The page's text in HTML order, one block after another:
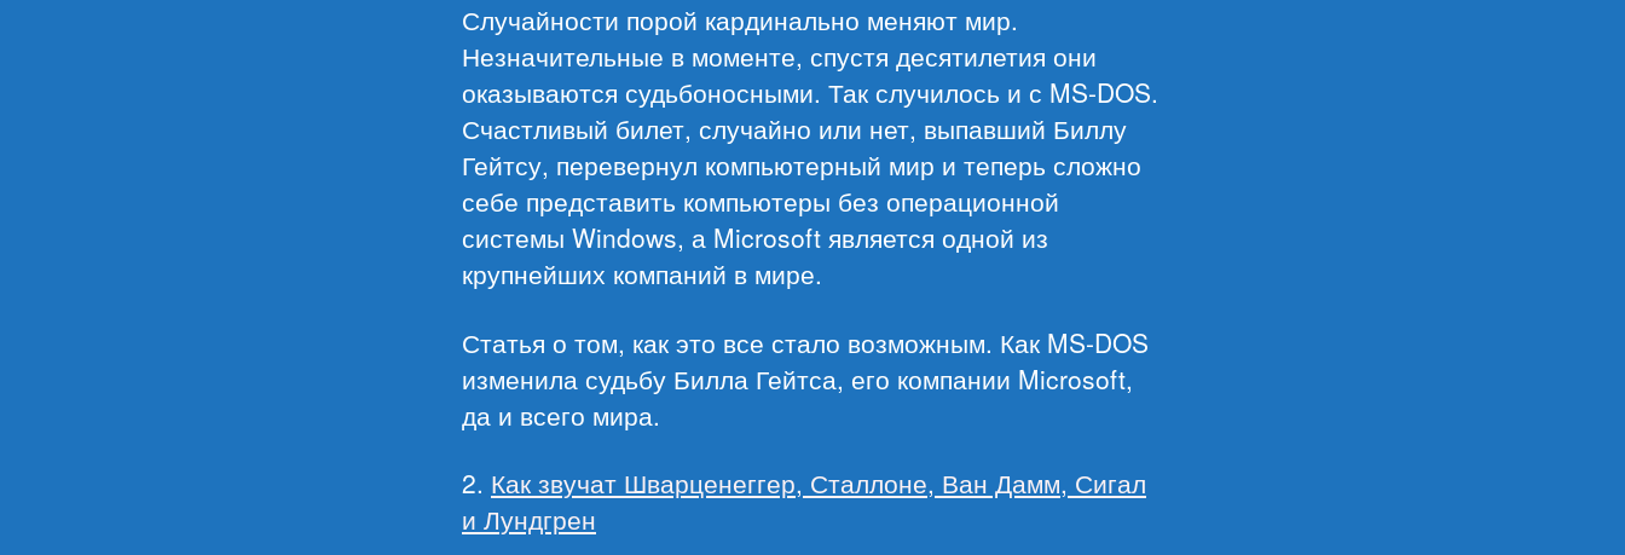
Случайности порой кардинально меняют мир.
Незначительные в моменте, спустя десятилетия они
оказываются судьбоносными. Так случилось и с MS-DOS.
Счастливый билет, случайно или нет, выпавший Биллу
Гейтсу, перевернул компьютерный мир и теперь сложно
себе представить компьютеры без операционной
системы Windows, а Microsoft является одной из
крупнейших компаний в мире.
Статья о том, как это все стало возможным. Как MS-DOS
изменила судьбу Билла Гейтса, его компании Microsoft,
да и всего мира.
2. Как звучат Шварценеггер, Сталлоне, Ван Дамм, Сигал
и Лундгрен